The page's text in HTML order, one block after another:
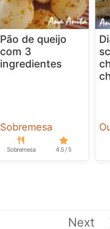
Pão de queijo
com 3
ingredientes
Sobremesa
Sobremesa 4.5 / 5
Next